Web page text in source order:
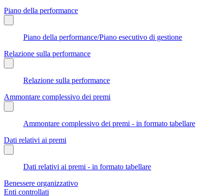
Piano della performance
Piano della performance/Piano esecutivo di gestione
Relazione sulla performance
Relazione sulla performance
Ammontare complessivo dei premi
Ammontare complessivo dei premi - in formato tabellare
Dati relativi ai premi
Dati relativi ai premi - in formato tabellare
Benessere organizzativo
Enti controllati